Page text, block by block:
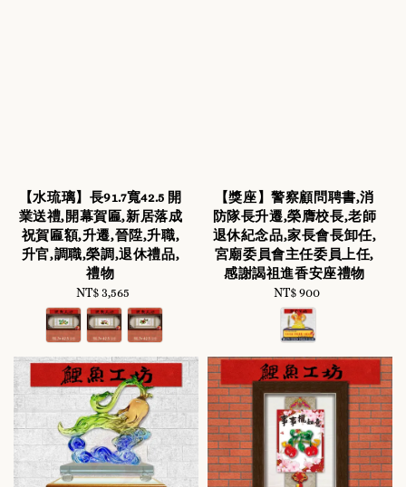
【水琉璃】長91.7寬42.5 開
業送禮,開幕賀匾,新居落成
祝賀匾額,升遷,晉陞,升職,
升官,調職,榮調,退休禮品,
禮物
Regular
price
NT$ 3,565
【獎座】警察顧問聘書,消
防隊長升遷,榮膺校長,老師
退休紀念品,家長會長卸任,
宮廟委員會主任委員上任,
感謝謁祖進香安座禮物
Regular
price
NT$ 900